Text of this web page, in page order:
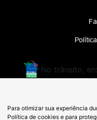
No trânsito,
MEGA MOTORS
48.926.541/0001-71
Para otimizar sua experiência
Política de cookies e para